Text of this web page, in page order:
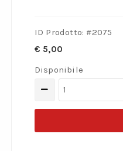
ID Prodotto: #2075
€ 5,00
Disponibile